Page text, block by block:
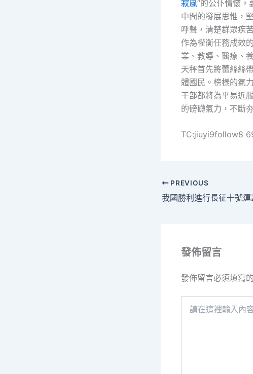
寂風”的公仆情懷。
中間的發展思惟，
呼聲，清楚群眾疾
作為權衡任務成效
業、教導、醫療、
天秤首先將蕾絲絲帶
體國民。榜樣的氣
干部都將為平易近
的磅礴氣力，不斷
TC:jiuyi9follow8
PREVIOUS
發佈留言
發佈留言必須填寫